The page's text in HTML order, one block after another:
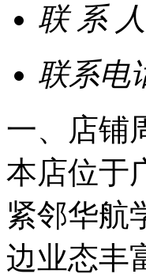
联 系 人
联系电
一、店铺
本店位于
紧邻华航
边业态丰